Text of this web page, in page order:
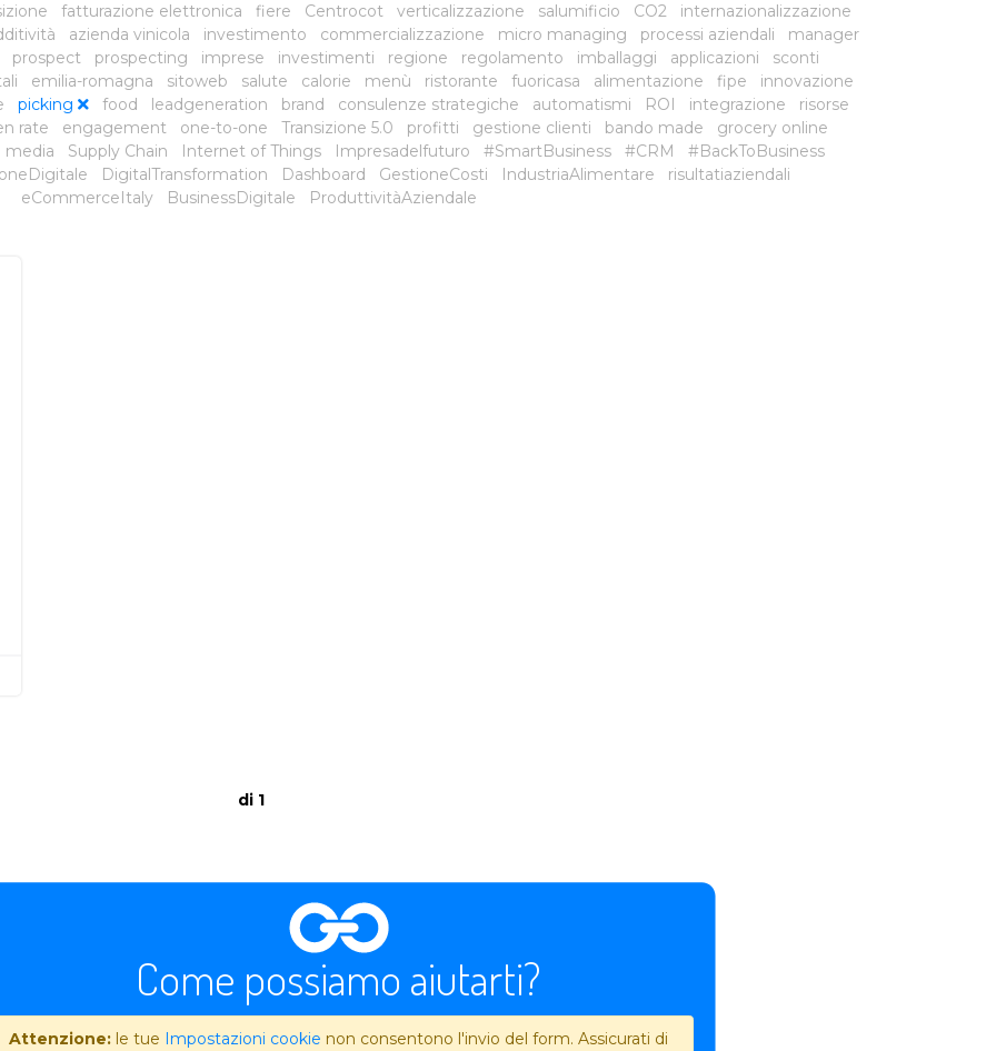
fatturazione elettronica fiere Centrocot verticalizzazione salumificio CO2
internazionalizzazione
azienda vinicola investimento commercializzazione micro managing processi aziendali
manager
prospect
prospecting imprese investimenti regione regolamento imballaggi applicazioni
sconti
emilia-romagna sitoweb salute calorie menù ristorante fuoricasa alimentazione fipe
innovazione
picking food leadgeneration brand consulenze strategiche automatismi ROI integrazione
risorse
rate
engagement one-to-one Transizione 5.0 profitti gestione clienti bando made
grocery online
media
Supply Chain Internet of Things Impresadelfuturo #SmartBusiness #CRM
#BackToBusiness
DigitalTransformation Dashboard GestioneCosti IndustriaAlimentare
risultatiaziendali
eCommerceItaly
BusinessDigitale ProduttivitàAziendale
di 1
Come possiamo aiutarti?
Attenzione:le tue Impostazioni cookie non consentono l'invio del form. Assicurati di